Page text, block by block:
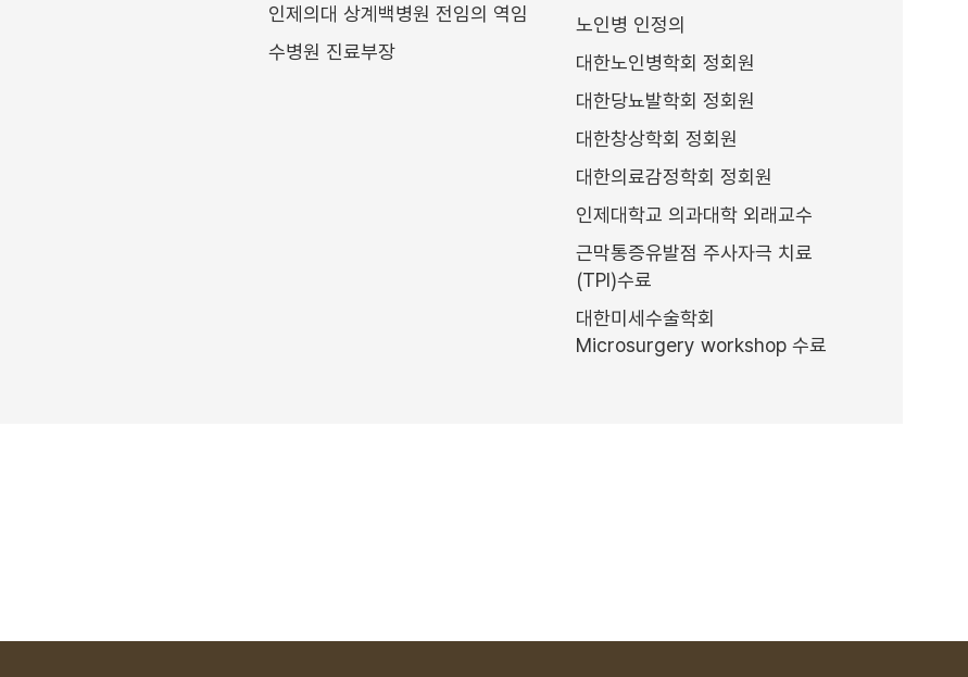
인제의대 상계백병원 전임의 역임
수병원 진료부장
노인병 인정의
대한노인병학회 정회원
대한당뇨발학회 정회원
대한창상학회 정회원
대한의료감정학회 정회원
인제대학교 의과대학 외래교수
근막통증유발점 주사자극 치료
(TPI)수료
대한미세수술학회
Microsurgery workshop 수료